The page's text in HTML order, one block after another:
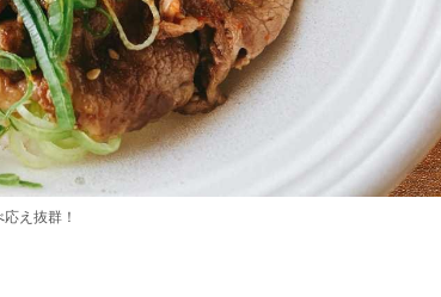
え抜群！